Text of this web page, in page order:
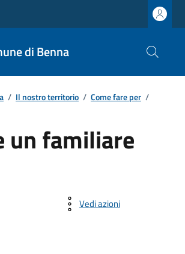
di Benna
/ Il nostro territorio / Come fare per /
un familiare
Vedi azioni